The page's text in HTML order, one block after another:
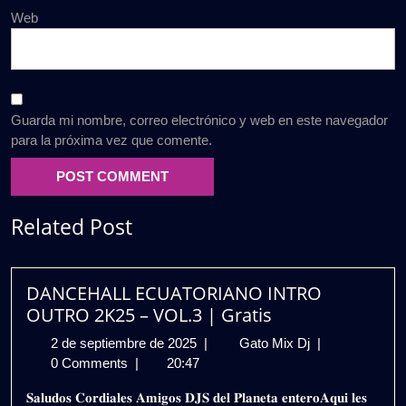
Web
Guarda mi nombre, correo electrónico y web en este navegador
para la próxima vez que comente.
Related Post
DANCEHALL ECUATORIANO INTRO
OUTRO 2K25 – VOL.3 | Gratis
2 de septiembre de 2025 2
de
de
| Gato Mix Dj DANCEHALL
OUTRO
|
0 Comments | 20:47
𝐒𝐚𝐥𝐮𝐝𝐨𝐬 𝐂𝐨𝐫𝐝𝐢𝐚𝐥𝐞𝐬 𝐀𝐦𝐢𝐠𝐨𝐬 𝐃𝐉𝐒 𝐝𝐞𝐥 𝐏𝐥𝐚𝐧𝐞𝐭𝐚 𝐞𝐧𝐭𝐞𝐫𝐨𝐀𝐪𝐮𝐢 𝐥𝐞𝐬